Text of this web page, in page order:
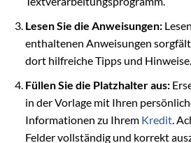
Lesen Sie die Anweisungen:
enthaltenen Anweisungen
dort hilfreiche Tipps und Hinweise.
Füllen Sie die Platzhalter aus:
in der Vorlage mit Ihren
Informationen zu Ihrem Kredit.
Felder vollständig und korrekt